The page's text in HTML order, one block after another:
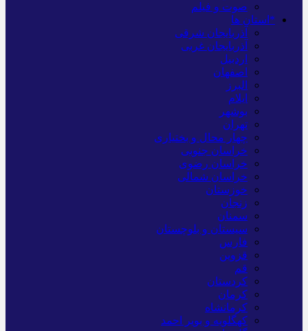
صوت و فیلم
*استان ها
آذربایجان شرقی
آذربایجان غربی
اردبیل
اصفهان
البرز
ایلام
بوشهر
تهران
چهار محال و بختیاری
خراسان جنوبی
خراسان رضوی
خراسان شمالی
خوزستان
زنجان
سمنان
سیستان و بلوچستان
فارس
قزوین
قم
کردستان
کرمان
کرمانشاه
کهگلویه و بویر احمد